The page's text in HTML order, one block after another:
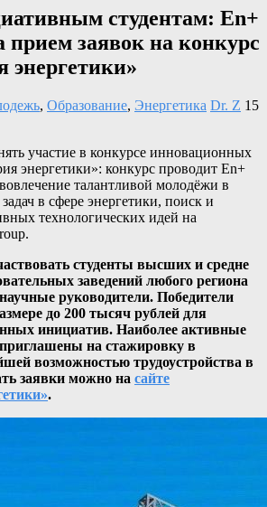
студентам: En+
прием заявок на конкурс
энергетики»
, Образование, Энергетика Dr. Z 15
участие в конкурсе инновационных
энергетики»: конкурс проводит En+
талантливой молодёжи в
в сфере энергетики, поиск и
технологических идей на
студенты высших и средне
заведений любого региона
руководители. Победители
до 200 тысяч рублей для
инициатив. Наиболее активные
на стажировку в
возможностью трудоустройства в
заявки можно на сайте
.